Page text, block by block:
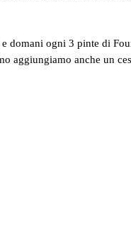
domani ogni 3 pinte di
aggiungiamo anche un